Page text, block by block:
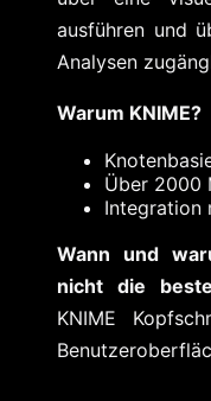
ausführen und
Analysen
Warum KNIME?
Über 2000
Integration
Wann und
nicht die
KNIME